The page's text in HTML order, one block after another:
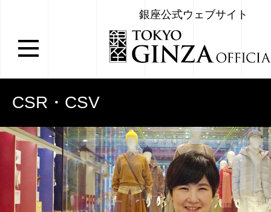
銀座公式ウェブサイト
CSR・CSV